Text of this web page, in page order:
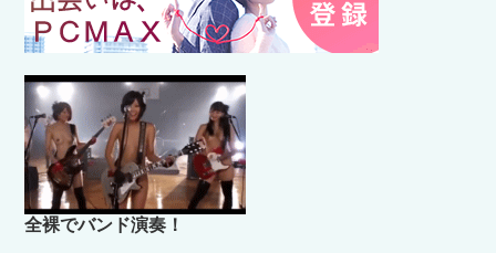
全裸でバンド演奏！